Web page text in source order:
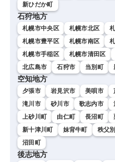
新ひだか町
石狩地方
札幌市中央区 札幌市北区
札幌市豊平区
札幌市南区
札幌市手稲区
札幌市清田区
北広島市
石狩市 当別町
空知地方
夕張市 岩見沢市 美唄市
滝川市
砂川市 歌志内市
上砂川町
由仁町 長沼町
新十津川町
妹背牛町 秩父
沼田町
後志地方